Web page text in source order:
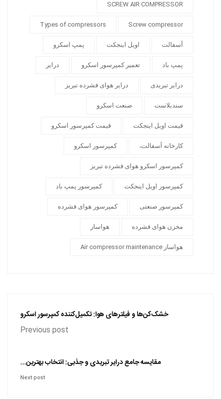
SCREW AIR COMPRESSOR
Screw compressor
Types of compressors
آسفالت اویل اینجکت پمپ اسکرو
پمپ باد تعمیر کمپرسور اسکرو درایر
درایر تبریدی درایر هوای فشرده تبریز
سندبلاست صنعت اسکرو
قیمت اویل اینجکت قیمت کمپرسور اسکرو
کارخانه آسفالت، کمپرسور اسکرو
کمپرسور اسکرو هوای فشرده تبریز
کمپرسور اویل اینجکت کمپرسور پمپ باد
کمپرسور صنعتی کمپرسور هوای فشرده
مخزن هوای فشرده هواساز
هواساز Air compressor maintenance
خشک‌کن‌ها و فیلترهای هوا: تکمیل‌کننده کمپرسور اسکرو
Previous post
مقایسه جامع درایر تبریدی و جذبی: انتخاب بهترین...
Next post